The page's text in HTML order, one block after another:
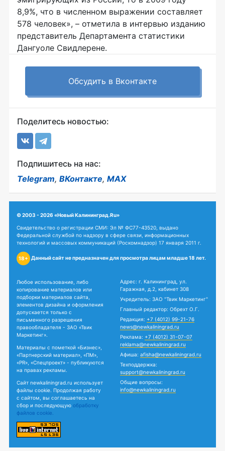
8,9%, что в численном выражении составляет
578 человек», – отметила в интервью изданию
представитель Департамента статистики
Дангуоле Свидлерене.
Обсудить в Вконтакте
Поделитесь новостью:
Подпишитесь на нас:
Telegram, ВКонтакте, MAX
© 2003 - 2026 «Новый Калининград.Ru»
Свидетельство о регистрации СМИ: Эл № ФС77-43520, выдано
Федеральной службой по надзору в сфере связи, информационных
технологий и массовых коммуникаций (Роскомнадзор) 17 января 2011 г.
18+ Данный сайт не предназначен для просмотра лицам младше 18 лет.
Любое использование, либо
копирование материалов или
подборки материалов сайта,
элементов дизайна и оформления
допускается только с
письменного разрешения
правообладателя - ЗАО «Твик
Маркетинг».
Материалы с пометкой «Бизнес»,
«Партнерский материал», «ПМ»,
«PR», «Спецпроект» - публикуются
на правах рекламы.
Сайт newkaliningrad.ru использует
файлы cookie. Продолжая работу
с сайтом, вы соглашаетесь на
сбор и последующую обработку
файлов cookie.
Адрес: г. Калининград, ул.
Гаражная, д.2, кабинет 308
Учредитель: ЗАО "Твик Маркетинг"
Главный редактор: Обрехт О.Г.
Редакция: +7 (4012) 99-21-76
news@newkaliningrad.ru
Реклама: +7 (4012) 31-07-07
reklama@newkaliningrad.ru
Афиша: afisha@newkaliningrad.ru
Техподдержка:
support@newkaliningrad.ru
Общие вопросы:
info@newkaliningrad.ru